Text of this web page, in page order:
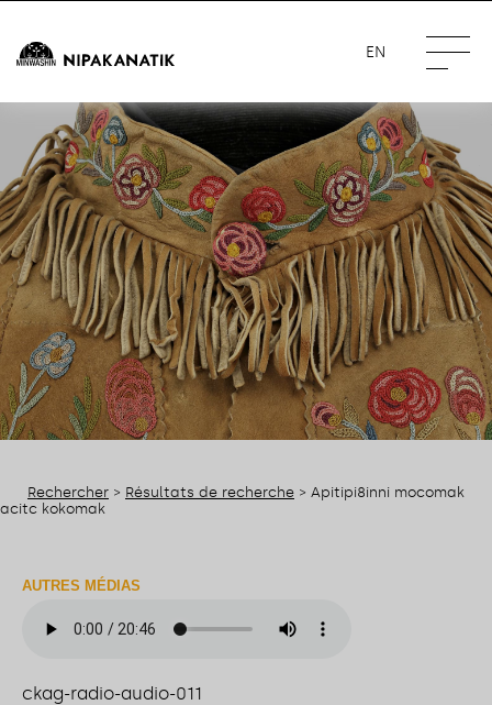
EN
Rechercher > Résultats de recherche > Apitipi8inni mocomak
acitc kokomak
AUTRES MÉDIAS
ckag-radio-audio-011